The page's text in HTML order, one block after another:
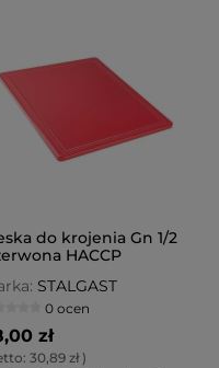
do krojenia Gn 1/2
HACCP
STALGAST
0 ocen
zł
30,89 zł)